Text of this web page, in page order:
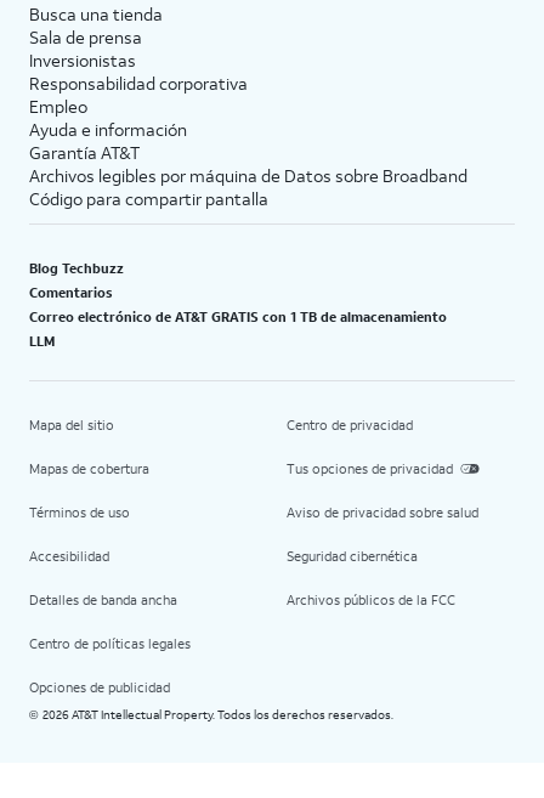
Busca una tienda
Sala de prensa
Inversionistas
Responsabilidad corporativa
Empleo
Ayuda e información
Garantía AT&T
Archivos legibles por máquina de Datos sobre Broadband
Código para compartir pantalla
Blog Techbuzz
Comentarios
Correo electrónico de AT&T GRATIS con 1 TB de almacenamiento
LLM
Mapa del sitio
Mapas de cobertura
Términos de uso
Accesibilidad
Detalles de banda ancha
Centro de políticas legales
Opciones de publicidad
Centro de privacidad
Tus opciones de privacidad
Aviso de privacidad sobre salud
Seguridad cibernética
Archivos públicos de la FCC
© 2026 AT&T Intellectual Property. Todos los derechos reservados.